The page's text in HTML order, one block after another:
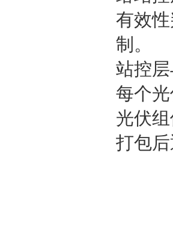
有效
制。
站控
每个
光伏
打包